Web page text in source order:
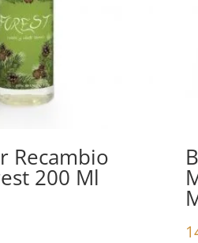
Recambio
200 Ml